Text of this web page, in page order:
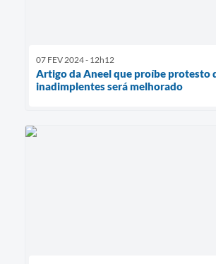
07 FEV 2024 - 12h12
Artigo da Aneel que proíbe protesto
inadimplentes será melhorado